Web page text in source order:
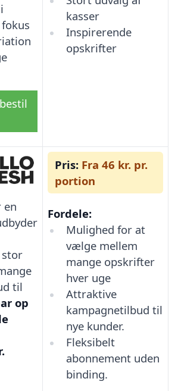
kasser
Inspirerende
opskrifter
en
stor
til
op
Pris: Fra 46 kr. pr.
portion
Fordele:
Mulighed for at
vælge mellem
mange opskrifter
hver uge
Attraktive
kampagnetilbud til
nye kunder.
Fleksibelt
abonnement uden
binding.